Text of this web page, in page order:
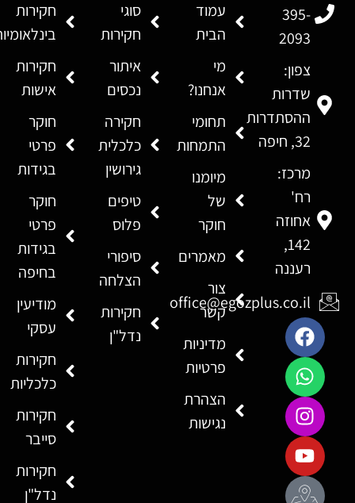
395-
2093
צפון:
שדרות
ההסתדרות
32, חיפה
מרכז:
רח'
אחוזה
142,
רעננה
office@egozplus.co.il
עמוד
הבית
מי
אנחנו?
תחומי
התמחות
מיומנו
של
חוקר
מאמרים
צור
קשר
מדיניות
פרטיות
הצהרת
נגישות
סוגי
חקירות
איתור
נכסים
חקירה
כלכלית
גירושין
טיפים
פלוס
סיפורי
הצלחה
חקירות
נדל"ן
חקירות
חקירות
אישות
חוקר
פרטי
בגידות
חוקר
פרטי
בגידות
בחיפה
מודיעין
עסקי
חקירות
כלכליות
חקירות
סייבר
חקירות
נדל"ן